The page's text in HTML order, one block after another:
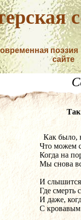
поэзия
сайте
Так
Как
Что можем
Когда на
Мы снова
И
Где смерть
И даже,
С